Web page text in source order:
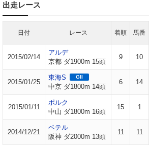
出走レース
日付 レース 着順 馬番
2015/02/14
アルデ
京都 ダ1900m 15頭
9 10
2015/01/25
東海S GII
中京 ダ1800m 14頭
6 14
2015/01/11
ポルク
中山 ダ1800m 16頭
15 1
2014/12/21
ベテル
阪神 ダ2000m 13頭
11 11